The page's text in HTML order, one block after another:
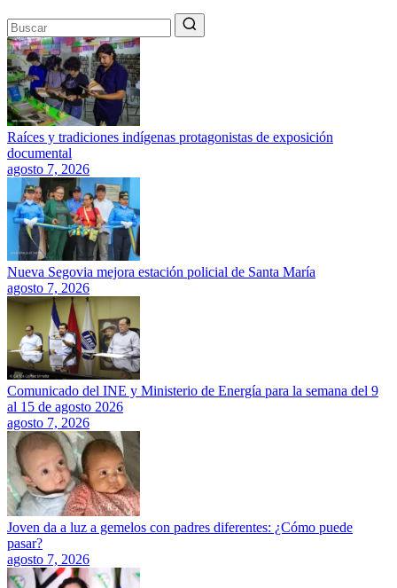
Raíces y tradiciones indígenas protagonistas de exposición
documental
agosto 7, 2026
Nueva Segovia mejora estación policial de Santa María
agosto 7, 2026
Comunicado del INE y Ministerio de Energía para la semana del 9
al 15 de agosto 2026
agosto 7, 2026
Joven da a luz a gemelos con padres diferentes: ¿Cómo puede
pasar?
agosto 7, 2026